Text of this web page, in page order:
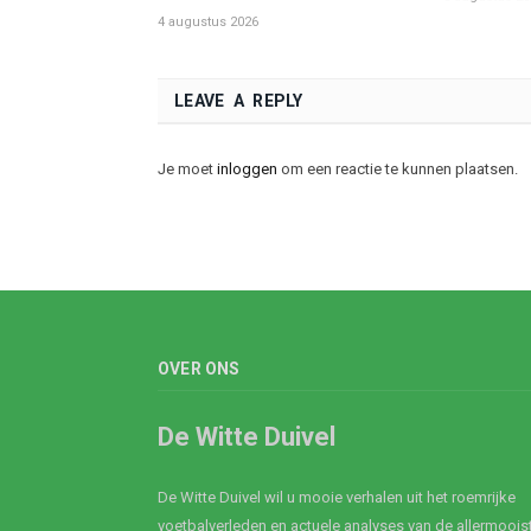
4 augustus 2026
LEAVE A REPLY
Je moet inloggen om een reactie te kunnen plaatsen.
OVER ONS
De Witte Duivel
De Witte Duivel wil u mooie verhalen uit het roemrijke
voetbalverleden en actuele analyses van de